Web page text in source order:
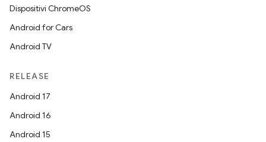
Dispositivi ChromeOS
Android for Cars
Android TV
RELEASE
Android 17
Android 16
Android 15